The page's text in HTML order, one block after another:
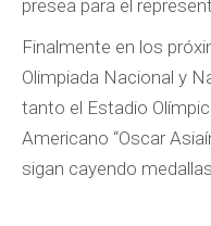
presea para el
Finalmente en los
Olimpiada Nacional y
tanto el Estadio
Americano “Oscar
sigan cayendo